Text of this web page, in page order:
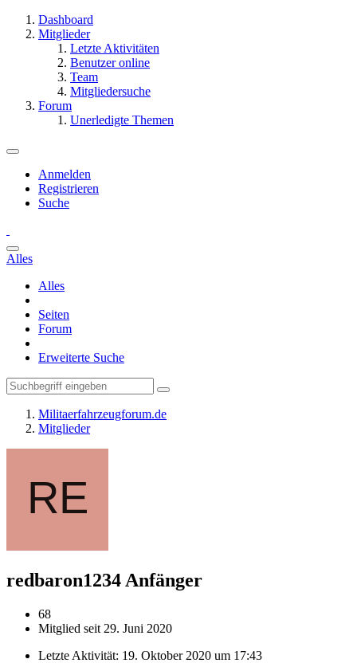
Dashboard
Mitglieder
Letzte Aktivitäten
Benutzer online
Team
Mitgliedersuche
Forum
Unerledigte Themen
Anmelden
Registrieren
Suche
Alles
Alles
Seiten
Forum
Erweiterte Suche
Militaerfahrzeugforum.de
Mitglieder
redbaron1234 Anfänger
68
Mitglied seit 29. Juni 2020
Letzte Aktivität: 19. Oktober 2020 um 17:43